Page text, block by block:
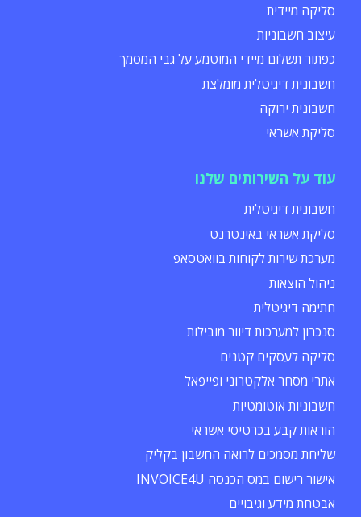
סליקה מיידית
עיצוב חשבוניות
כפתור תשלום מיידי המוטמע על גבי המסמך
חשבונית דיגיטלית מומלצת
חשבונית ירוקה
סליקת אשראי
עוד על השירותים שלנו
חשבונית דיגיטלית
סליקת אשראי באינטרנט
מערכת שירות לקוחות בוואטסאפ
ניהול הוצאות
חתימה דיגיטלית
סנכרון למערכות דיוור מובילות
סליקה לעסקים קטנים
אתרי מסחר אלקטרוני ופייפאל
חשבוניות אוטומטיות
הוראות קבע בכרטיסי אשראי
שליחת מסמכים לרואה החשבון בקליק
אישור רישום במס הכנסה INVOICE4U
אבטחת מידע וגיבויים